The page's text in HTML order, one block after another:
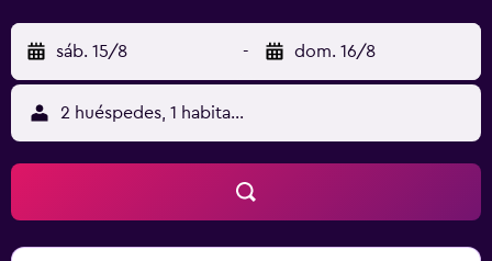
sáb. 15/8 - dom. 16/8
2 huéspedes, 1 habitación